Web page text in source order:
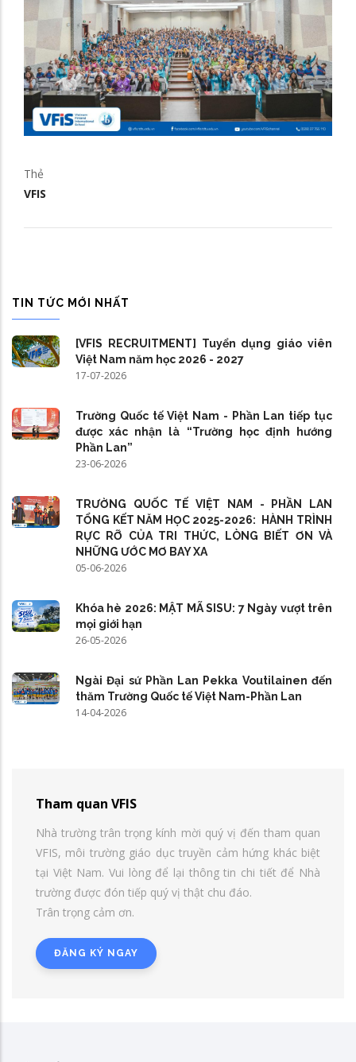
Thẻ
VFIS
TIN TỨC MỚI NHẤT
[VFIS RECRUITMENT] Tuyển dụng giáo viên
Việt Nam năm học 2026 - 2027
17-07-2026
Trường Quốc tế Việt Nam - Phần Lan tiếp tục
được xác nhận là “Trường học định hướng
Phần Lan”
23-06-2026
TRƯỜNG QUỐC TẾ VIỆT NAM - PHẦN LAN
TỔNG KẾT NĂM HỌC 2025-2026: HÀNH TRÌNH
RỰC RỠ CỦA TRI THỨC, LÒNG BIẾT ƠN VÀ
NHỮNG ƯỚC MƠ BAY XA
05-06-2026
Khóa hè 2026: MẬT MÃ SISU: 7 Ngày vượt trên
mọi giới hạn
26-05-2026
Ngài Đại sứ Phần Lan Pekka Voutilainen đến
thăm Trường Quốc tế Việt Nam-Phần Lan
14-04-2026
Tham quan VFIS
Nhà trường trân trọng kính mời quý vị đến tham quan
VFIS, môi trường giáo dục truyền cảm hứng khác biệt
tại Việt Nam. Vui lòng để lại thông tin chi tiết để Nhà
trường được đón tiếp quý vị thật chu đáo.
Trân trọng cảm ơn.
ĐĂNG KÝ NGAY